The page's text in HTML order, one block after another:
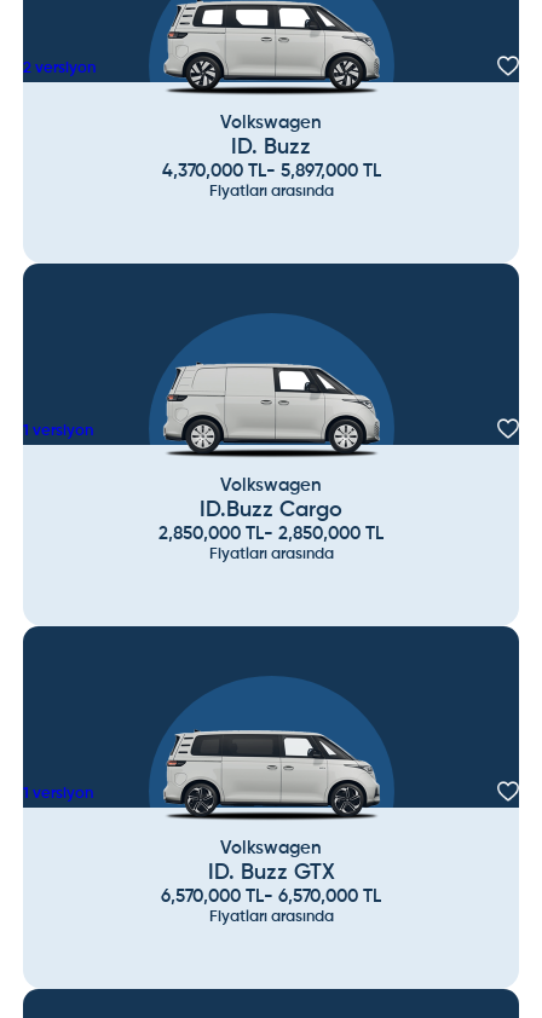
2 versiyon
Volkswagen
ID. Buzz
4,370,000TL- 5,897,000TL
Fiyatları arasında
1 versiyon
Volkswagen
ID.Buzz Cargo
2,850,000 TL- 2,850,000 TL
Fiyatları arasında
1 versiyon
Volkswagen
ID. Buzz GTX
6,570,000 TL- 6,570,000 TL
Fiyatları arasında